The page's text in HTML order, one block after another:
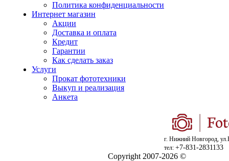
Политика конфиденциальности
Интернет магазин
Акции
Доставка и оплата
Кредит
Гарантии
Как сделать заказ
Услуги
Прокат фототехники
Выкуп и реализация
Анкета
г. Нижний Новгород,
тел: +7-831-2831133
Copyright 2007-2026 ©